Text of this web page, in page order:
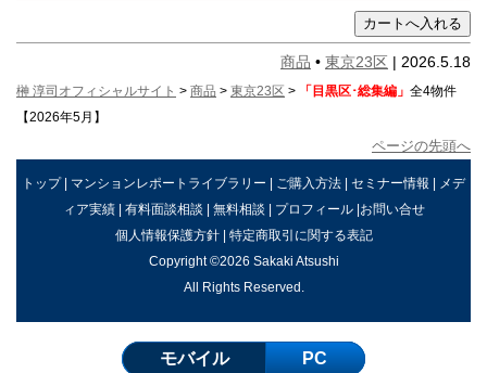
商品 • 東京23区 | 2026.5.18
榊 淳司オフィシャルサイト > 商品 > 東京23区 > 「目黒区･総集編」 全4物件
【2026年5月】
ページの先頭へ
トップ| マンションレポートライブラリー | ご購入方法 | セミナー情報 | メデ
ィア実績| 有料面談相談 | 無料相談 | プロフィール|お問い合せ
個人情報保護方針| 特定商取引に関する表記
Copyright ©2026 Sakaki Atsushi
All Rights Reserved.
モバイル PC